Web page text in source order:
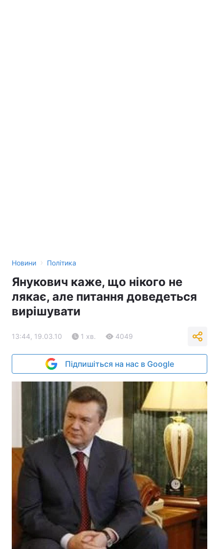
Новини › Політика
Янукович каже, що нікого не
лякає, але питання доведеться
вирішувати
13:44, 19.03.10 1 хв. 4049
Підпишіться на нас в Google